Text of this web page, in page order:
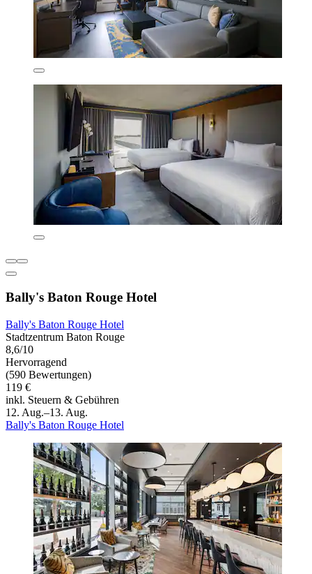
Bally's Baton Rouge Hotel
Bally's Baton Rouge Hotel
Stadtzentrum Baton Rouge
8,6/10
Hervorragend
(590 Bewertungen)
119 €
inkl. Steuern & Gebühren
12. Aug.–13. Aug.
Bally's Baton Rouge Hotel